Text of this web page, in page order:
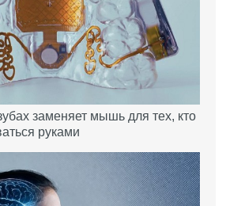
заменяет мышь для тех, кто
руками